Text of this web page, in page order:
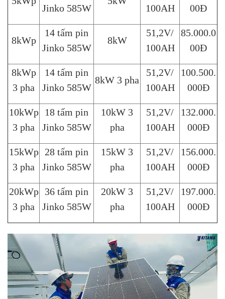
Jinko 585W 100AH 00Đ
8kWp
14 tấm pin
Jinko 585W
8kW
51,2V/
100AH
85.000.0
00Đ
8kWp
3 pha
14 tấm pin
Jinko 585W
8kW 3 pha
51,2V/
100AH
100.500.
000Đ
10kWp
3 pha
18 tấm pin
Jinko 585W
10kW 3
pha
51,2V/
100AH
132.000.
000Đ
15kWp
3 pha
28 tấm pin
Jinko 585W
15kW 3
pha
51,2V/
100AH
156.000.
000Đ
20kWp
3 pha
36 tấm pin
Jinko 585W
20kW 3
pha
51,2V/
100AH
197.000.
000Đ